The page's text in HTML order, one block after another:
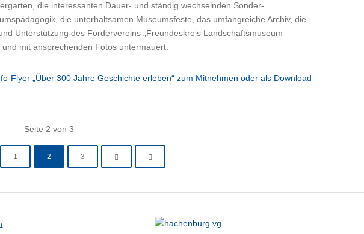
die interessanten Dauer- und ständig wechselnden Sonder-
die unterhaltsamen Museumsfeste, das umfangreiche Archiv, die
Unterstützung des Fördervereins „Freundeskreis Landschaftsmuseum
mit ansprechenden Fotos untermauert.
Flyer „Über 300 Jahre Geschichte erleben“ zum Mitnehmen oder als Download
Seite 2 von 3
1 2 3